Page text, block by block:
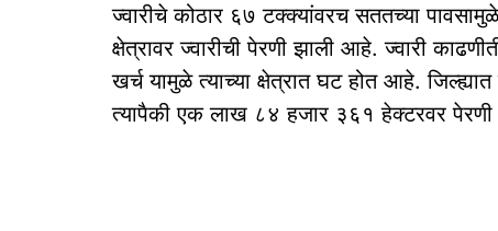
ज्वारीचे कोठार ६७ टक्क्यांवरच सततच्या
क्षेत्रावर ज्वारीची पेरणी झाली आहे. ज्वारी
खर्च यामुळे त्याच्या क्षेत्रात घट होत आहे.
त्यापैकी एक लाख ८४ हजार ३६१ हेक्टरवर